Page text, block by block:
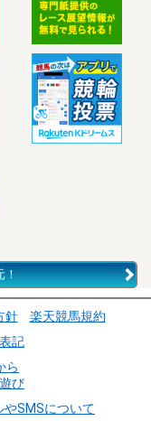
！
針
楽天競馬規約
記
ら
び
やSMSについて